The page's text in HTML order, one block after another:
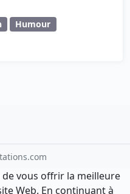
Humour
vous offrir la meilleure
Web. En continuant à